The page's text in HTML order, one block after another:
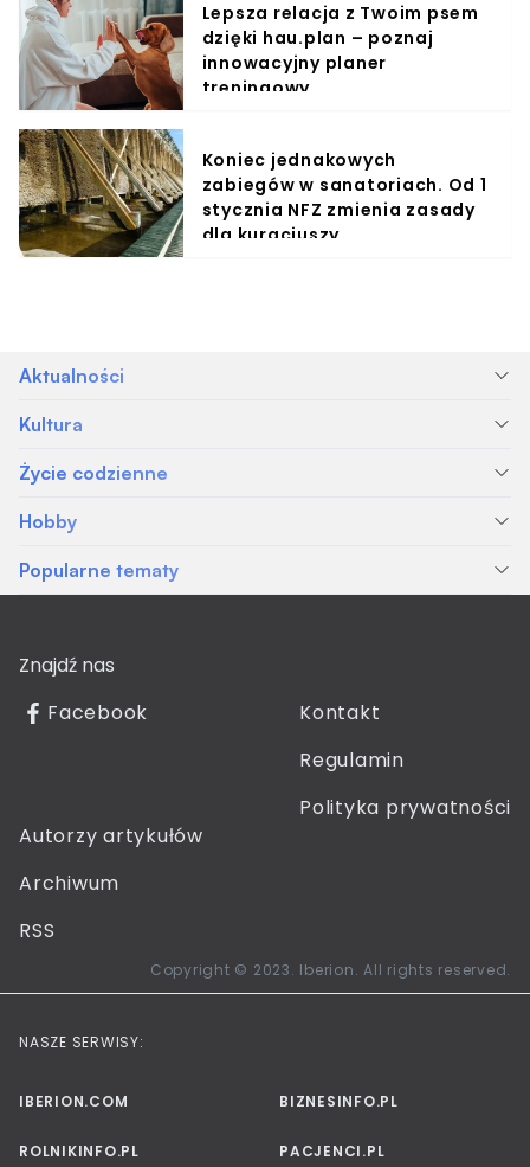
Lepsza relacja z Twoim psem
dzięki hau.plan – poznaj
innowacyjny planer
treningowy
Koniec jednakowych
zabiegów w sanatoriach. Od 1
stycznia NFZ zmienia zasady
dla kuracjuszy
Aktualności
Kultura
Życie codzienne
Hobby
Popularne tematy
Znajdź nas
Facebook
Kontakt
Regulamin
Polityka prywatności
Autorzy artykułów
Archiwum
RSS
Copyright © 2023. Iberion. All rights reserved.
NASZE SERWISY:
IBERION.COM BIZNESINFO.PL
ROLNIKINFO.PL PACJENCI.PL